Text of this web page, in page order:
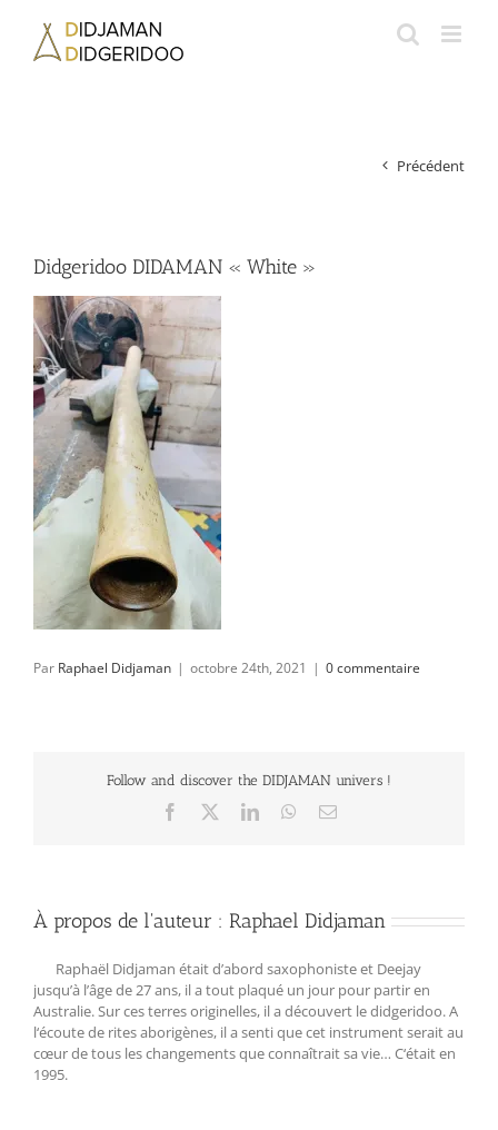
contenu
Précédent
Didgeridoo DIDAMAN « White »
Par Raphael Didjaman | octobre 24th, 2021 | 0 commentaire
Follow and discover the DIDJAMAN univers !
Facebook LinkedInWhatsApp
Email
À propos de l'auteur : Raphael Didjaman
Raphaël Didjaman était d’abord saxophoniste et Deejay
jusqu’à l’âge de 27 ans, il a tout plaqué un jour pour partir en
Australie. Sur ces terres originelles, il a découvert le didgeridoo. A
l‘écoute de rites aborigènes, il a senti que cet instrument serait au
cœur de tous les changements que connaîtrait sa vie… C‘était en
1995.